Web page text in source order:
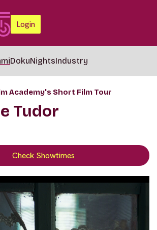
Login
DokuNightsIndustry
Academy's Short Film Tour
Tudor
Check Showtimes